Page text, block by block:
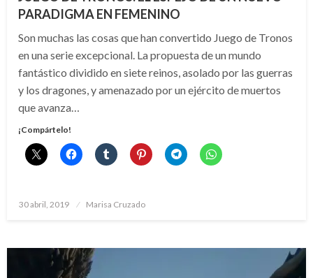
PARADIGMA EN FEMENINO
Son muchas las cosas que han convertido Juego de Tronos
en una serie excepcional. La propuesta de un mundo
fantástico dividido en siete reinos, asolado por las guerras
y los dragones, y amenazado por un ejército de muertos
que avanza…
¡Compártelo!
Publicado
30 abril, 2019 Marisa Cruzado